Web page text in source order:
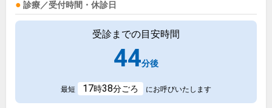
診療／受付時間・休診日
受診までの目安時間
44分後
最短 17時38分ごろ にお呼びいたします